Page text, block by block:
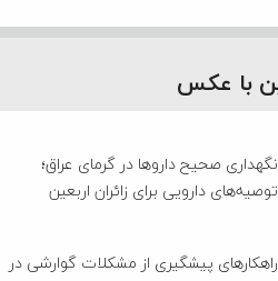
با عکس
نگهداری صحیح داروها در گرمای عراق؛
توصیه‌های دارویی برای زائران اربعین
راهکارهای پیشگیری از مشکلات گوارشی در